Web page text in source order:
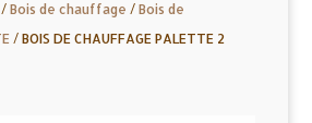
/Bois de chauffage /Bois de
/ BOIS DE CHAUFFAGE PALETTE 2